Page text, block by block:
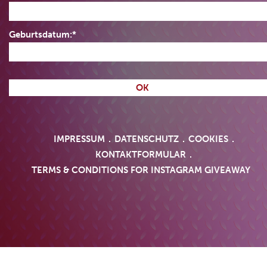
Geburtsdatum:*
IMPRESSUM DATENSCHUTZ
COOKIES
KONTAKTFORMULAR
TERMS & CONDITIONS FOR INSTAGRAM GIVEAWAY